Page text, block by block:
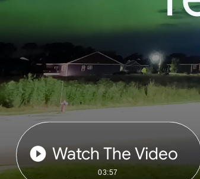
Watch The Video
03:57